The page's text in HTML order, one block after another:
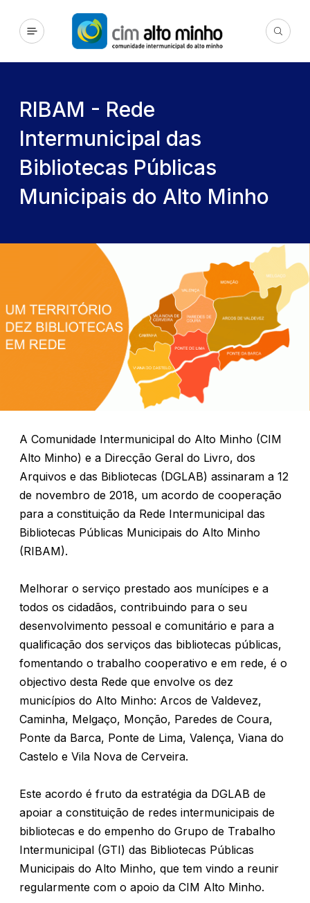
RIBAM - Rede
Intermunicipal das
Bibliotecas Públicas
Municipais do Alto Minho
A Comunidade Intermunicipal do Alto Minho (CIM
Alto Minho) e a Direcção Geral do Livro, dos
Arquivos e das Bibliotecas (DGLAB) assinaram a 12
de novembro de 2018, um acordo de cooperação
para a constituição da Rede Intermunicipal das
Bibliotecas Públicas Municipais do Alto Minho
(RIBAM).
Melhorar o serviço prestado aos munícipes e a
todos os cidadãos, contribuindo para o seu
desenvolvimento pessoal e comunitário e para a
qualificação dos serviços das bibliotecas públicas,
fomentando o trabalho cooperativo e em rede, é o
objectivo desta Rede que envolve os dez
municípios do Alto Minho: Arcos de Valdevez,
Caminha, Melgaço, Monção, Paredes de Coura,
Ponte da Barca, Ponte de Lima, Valença, Viana do
Castelo e Vila Nova de Cerveira.
Este acordo é fruto da estratégia da DGLAB de
apoiar a constituição de redes intermunicipais de
bibliotecas e do empenho do Grupo de Trabalho
Intermunicipal (GTI) das Bibliotecas Públicas
Municipais do Alto Minho, que tem vindo a reunir
regularmente com o apoio da CIM Alto Minho.